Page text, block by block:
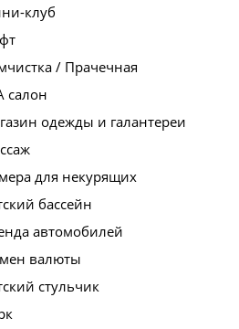
клуб
/ Прачечная
салон
одежды и галантереи
для некурящих
бассейн
автомобилей
валюты
стульчик